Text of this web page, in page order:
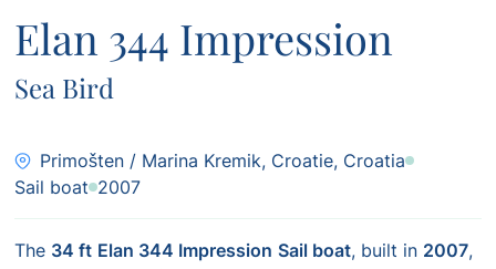
Elan 344 Impression
Sea Bird
Primošten / Marina Kremik, Croatie, Croatia
Sail boat 2007
The 34 ft Elan 344 Impression Sail boat, built in 2007,